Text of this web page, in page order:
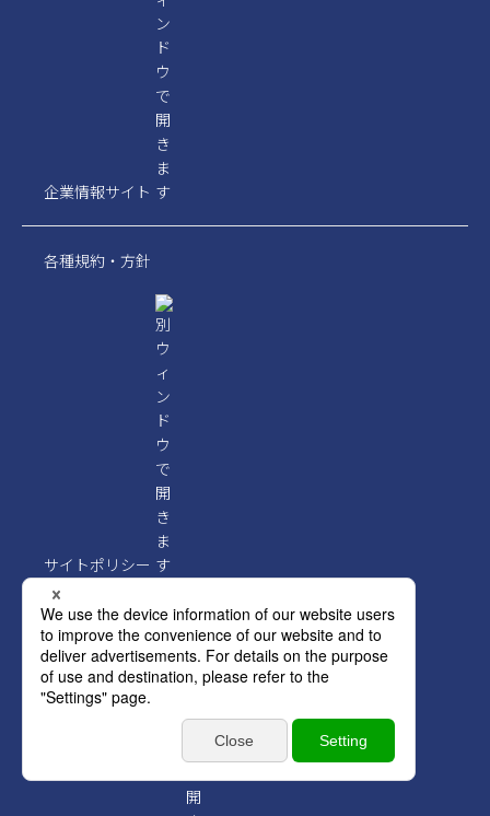
企業情報サイト
各種規約・方針
サイトポリシー